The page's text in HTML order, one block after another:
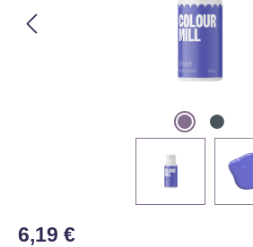
Regulärer Preis:
6,19 €